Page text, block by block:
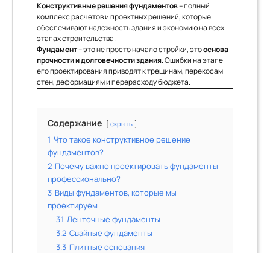
Конструктивные решения фундаментов– полный
комплекс расчетов и проектных решений, которые
обеспечивают надежность здания и экономию на всех
этапах строительства.
Фундамент– это не просто начало стройки, этооснова
прочности и долговечности здания. Ошибки на этапе
его проектирования приводят к трещинам, перекосам
стен, деформациям и перерасходу бюджета.
Содержание скрыть
1 Что такое конструктивное решение
фундаментов?
2 Почему важно проектировать фундаменты
профессионально?
3 Виды фундаментов, которые мы
проектируем
3.1 Ленточные фундаменты
3.2 Свайные фундаменты
3.3 Плитные основания